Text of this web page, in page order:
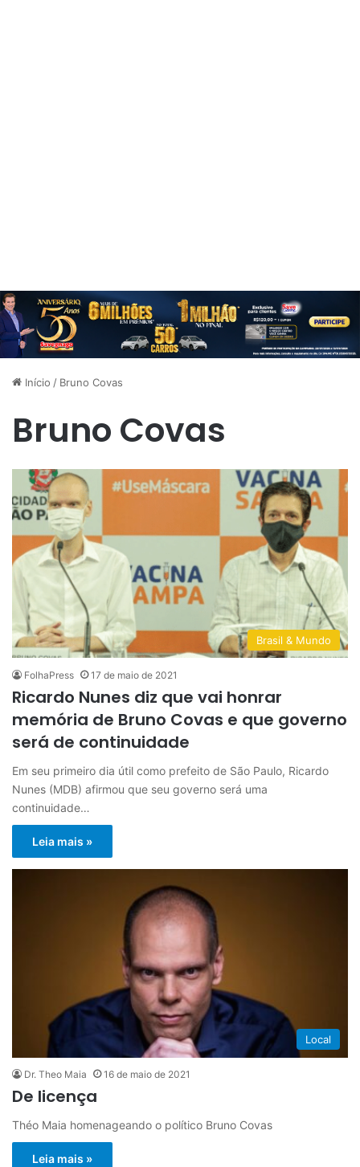
Início / Bruno Covas
Bruno Covas
Brasil & Mundo
FolhaPress 17 de maio de 2021
Ricardo Nunes diz que vai honrar
memória de Bruno Covas e que governo
será de continuidade
Em seu primeiro dia útil como prefeito de São Paulo, Ricardo
Nunes (MDB) afirmou que seu governo será uma
continuidade…
Leia mais »
Local
Dr. Theo Maia 16 de maio de 2021
De licença
Théo Maia homenageando o político Bruno Covas
Leia mais »